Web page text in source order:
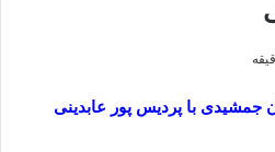
جمشیدی با پردیس پور عابدینی